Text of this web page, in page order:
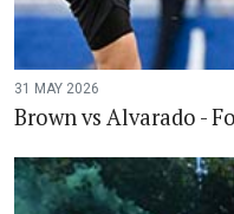
31 MAY 2026
Brown vs Alvarado -